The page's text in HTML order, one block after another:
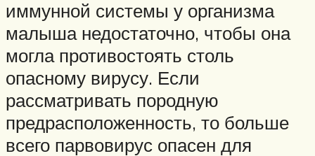
иммунной системы у организма
малыша недостаточно, чтобы она
могла противостоять столь
опасному вирусу. Если
рассматривать породную
предрасположенность, то больше
всего парвовирус опасен для